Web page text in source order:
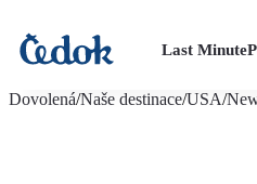
Last Minute
Dovolená/Naše destinace/USA/